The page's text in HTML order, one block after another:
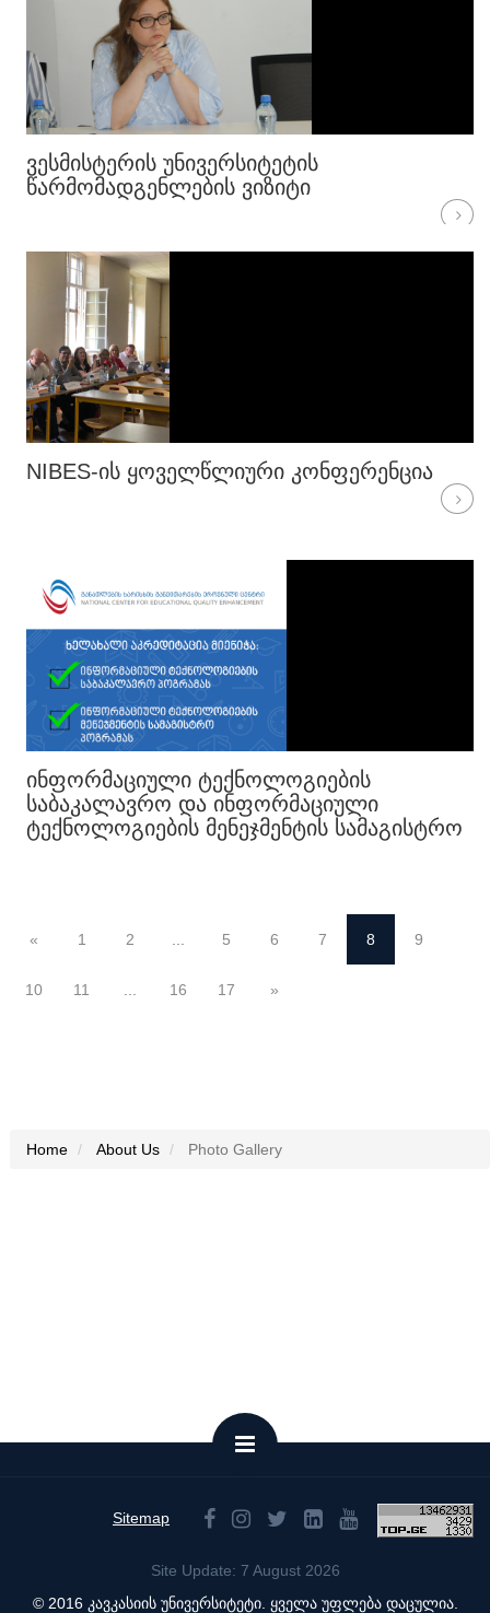
ᲕᲔᲡᲛᲘᲡᲢᲔᲠᲘᲡ ᲣᲜᲘᲕᲔᲠᲡᲘᲢᲔᲢᲘᲡ
ᲬᲐᲠᲛᲝᲛᲐᲓᲒᲔᲜᲚᲔᲑᲘᲡ ᲕᲘᲖᲘᲢᲘ
NIBES-ᲘᲡ ᲧᲝᲕᲔᲚᲬᲚᲘᲣᲠᲘ ᲙᲝᲜᲤᲔᲠᲔᲜᲪᲘᲐ
ᲘᲜᲤᲝᲠᲛᲐᲪᲘᲣᲚᲘ ᲢᲔᲥᲜᲝᲚᲝᲒᲘᲔᲑᲘᲡ
ᲡᲐᲑᲐᲙᲐᲚᲐᲕᲠᲝ ᲓᲐ ᲘᲜᲤᲝᲠᲛᲐᲪᲘᲣᲚᲘ
ᲢᲔᲥᲜᲝᲚᲝᲒᲘᲔᲑᲘᲡ ᲛᲔᲜᲔᲯᲛᲔᲜᲢᲘᲡ ᲡᲐᲛᲐᲒᲘᲡᲢᲠᲝ
« 1 2 5 6 7 8 9
10 11 16 17 »
Home About Us Photo Gallery
Sitemap
Site Update: 7 August 2026
© 2016 კავკასიის უნივერსიტეტი. ყველა უფლება დაცულია.